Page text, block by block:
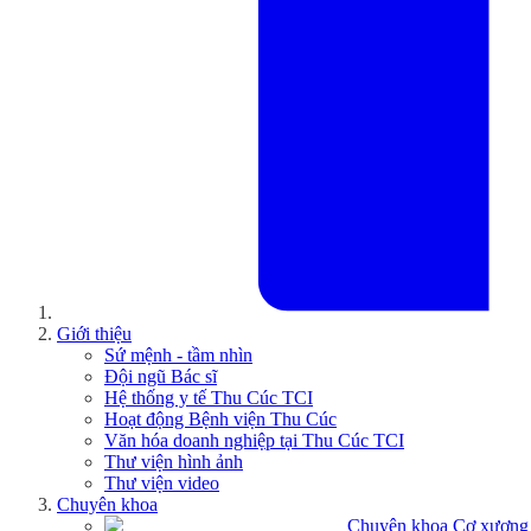
Giới thiệu
Sứ mệnh - tầm nhìn
Đội ngũ Bác sĩ
Hệ thống y tế Thu Cúc TCI
Hoạt động Bệnh viện Thu Cúc
Văn hóa doanh nghiệp tại Thu Cúc TCI
Thư viện hình ảnh
Thư viện video
Chuyên khoa
Chuyên khoa Cơ